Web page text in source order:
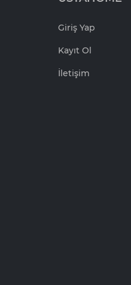
Giriş Yap
Kayıt Ol
İletişim